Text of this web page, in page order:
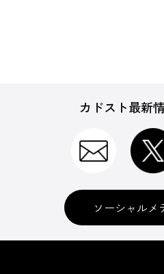
カドスト最新
ソーシャルメ